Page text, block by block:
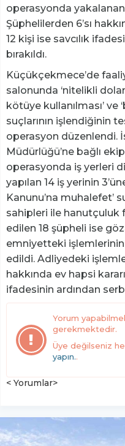
operasyonda
Şüphelilerden 6’sı
12 kişi ise savcılık
bırakıldı.
Küçükçekmece’de
salonunda ‘nitelikli
kötüye kullanılması’ ve
suçlarının işlendiğinin
operasyon düzenlendi.
Müdürlüğü’ne bağlı
operasyonda iş yerleri
yapılan 14 iş yerinin
Kanunu’na muhalefet’
sahipleri ile
edilen 18 şüpheli ise
emniyetteki
edildi. Adliyedeki
hakkında ev hapsi
ifadesinin ardından
Yorum
gerekmektedir.
Üye değilseniz
yapın..
< Yorumlar>